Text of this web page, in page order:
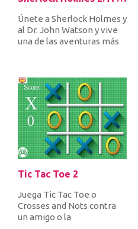
Únete a Sherlock Holmes y
al Dr. John Watson y vive
una de las aventuras más
Tic Tac Toe 2
Juega Tic Tac Toe o
Crosses and Nots contra
un amigo o la